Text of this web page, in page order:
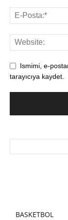
Ismimi, e-
tarayıcıya kaydet.
BASKETBOL